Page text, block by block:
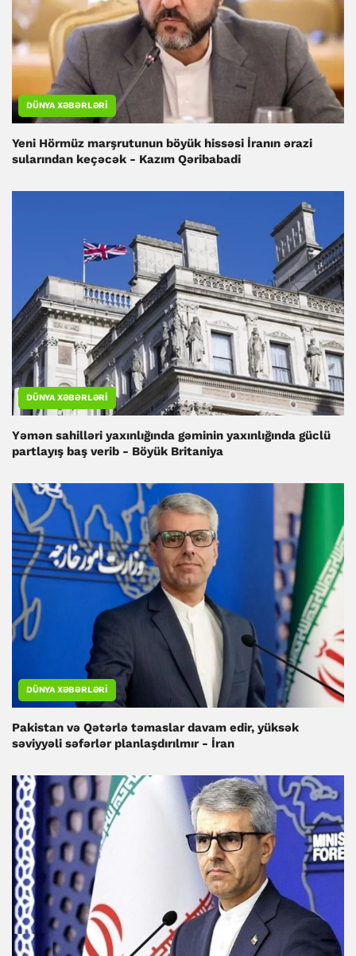
DÜNYA XƏBƏRLƏRI
Yeni Hörmüz marşrutunun böyük hissəsi İranın ərazi
sularından keçəcək - Kazım Qəribabadi
DÜNYA XƏBƏRLƏRI
Yəmən sahilləri yaxınlığında gəminin yaxınlığında güclü
partlayış baş verib - Böyük Britaniya
DÜNYA XƏBƏRLƏRI
Pakistan və Qətərlə təmaslar davam edir, yüksək
səviyyəli səfərlər planlaşdırılmır - İran